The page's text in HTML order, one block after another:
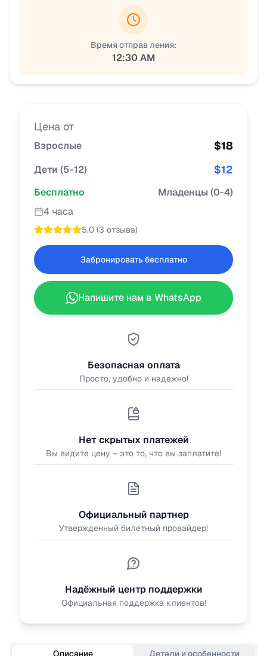
Время отправ ления:
12:30 AM
Цена от
Взрослые $18
Дети (5-12) $12
Бесплатно Младенцы(0-4)
4 часа
5.0 (3 отзыва)
Забронировать бесплатно
Напишите нам в WhatsApp
Безопасная оплата
Просто, удобно и надежно!
Нет скрытых платежей
Вы видите цену – это то, что вы заплатите!
Официальный партнер
Утвержденный билетный провайдер!
Надёжный центр поддержки
Официальная поддержка клиентов!
Описание Детали и особенности